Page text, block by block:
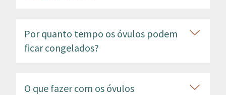
Por quanto tempo os óvulos podem
ficar congelados?
O que fazer com os óvulos